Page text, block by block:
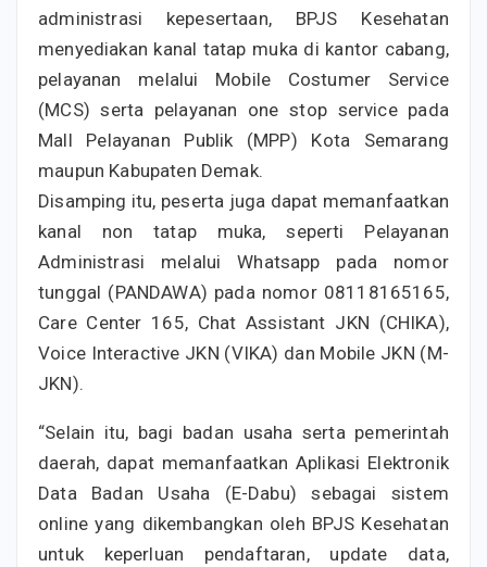
administrasi kepesertaan, BPJS Kesehatan
menyediakan kanal tatap muka di kantor cabang,
pelayanan melalui Mobile Costumer Service
(MCS) serta pelayanan one stop service pada
Mall Pelayanan Publik (MPP) Kota Semarang
maupun Kabupaten Demak.
Disamping itu, peserta juga dapat memanfaatkan
kanal non tatap muka, seperti Pelayanan
Administrasi melalui Whatsapp pada nomor
tunggal (PANDAWA) pada nomor 08118165165,
Care Center 165, Chat Assistant JKN (CHIKA),
Voice Interactive JKN (VIKA) dan Mobile JKN (M-
JKN).
“Selain itu, bagi badan usaha serta pemerintah
daerah, dapat memanfaatkan Aplikasi Elektronik
Data Badan Usaha (E-Dabu) sebagai sistem
online yang dikembangkan oleh BPJS Kesehatan
untuk keperluan pendaftaran, update data,